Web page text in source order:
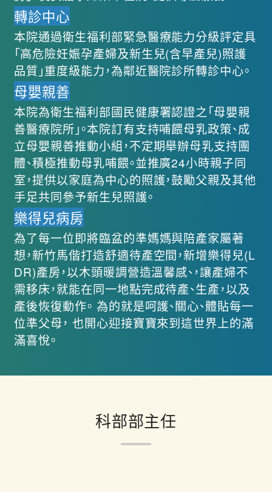
轉診中心
本院通過衛生福利部緊急醫療能力分級評定具
「高危險妊娠孕產婦及新生兒(含早產兒)照護
品質」重度級能力，為鄰近醫院診所轉診中心。
母嬰親善
本院為衛生福利部國民健康署認證之「母嬰親
善醫療院所」。本院訂有支持哺餵母乳政策、成
立母嬰親善推動小組，不定期舉辦母乳支持團
體、積極推動母乳哺餵。並推廣24小時親子同
室，提供以家庭為中心的照護，鼓勵父親及其他
手足共同參予新生兒照護。
樂得兒病房
為了每一位即將臨盆的準媽媽與陪產家屬著
想，新竹馬偕打造舒適待產空間，新增樂得兒(L
DR)產房，以木頭暖調營造溫馨感、，讓產婦不
需移床，就能在同一地點完成待產、生產，以及
產後恢復動作。 為的就是呵護、關心、體貼每一
位準父母， 也開心迎接寶寶來到這世界上的滿
滿喜悅。
科部部主任